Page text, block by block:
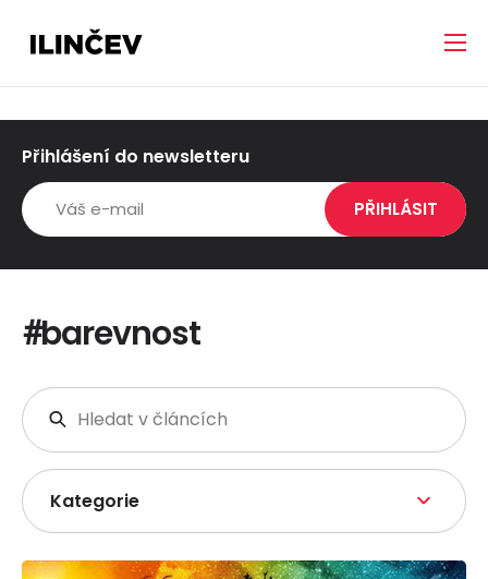
Přihlášení do newsletteru
#barevnost
Kategorie